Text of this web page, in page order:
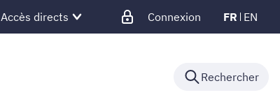
Accès directs Connexion FR EN
Rechercher